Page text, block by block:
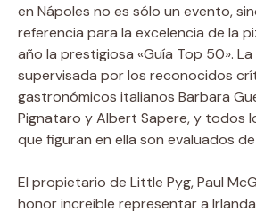
en Nápoles no es sólo un evento,
referencia para la excelencia de la
año la prestigiosa «Guía Top 50».
supervisada por los reconocidos
gastronómicos italianos Barbara
Pignataro y Albert Sapere, y todos
que figuran en ella son evaluados
El propietario de Little Pyg, Paul
honor increíble representar a